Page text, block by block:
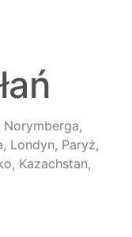
Londyn, Paryż,
Kazachstan,